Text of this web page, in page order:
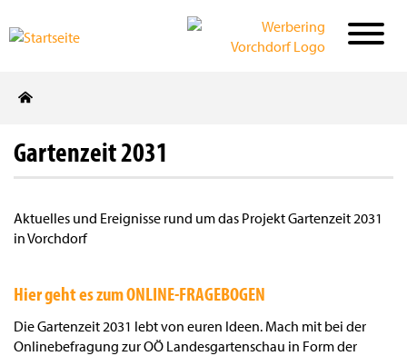
zum
Gartenzeit 2031
Aktuelles und Ereignisse rund um das Projekt Gartenzeit 2031
in Vorchdorf
Hier geht es zum ONLINE-FRAGEBOGEN
Die Gartenzeit 2031 lebt von euren Ideen. Mach mit bei der
Onlinebefragung zur OÖ Landesgartenschau in Form der